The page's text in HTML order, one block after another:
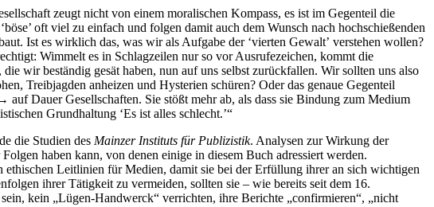
zeugt nicht von einem moralischen Kompass, es ist im Gegenteil die
oft viel zu einfach und folgen damit auch dem Wunsch nach hochschießenden
Ist es wirklich das, was wir als Aufgabe der ‘vierten Gewaltʼ verstehen wollen?
Wimmelt es in Schlagzeilen nur so vor Ausrufezeichen, kommt die
wir beständig gesät haben, nun auf uns selbst zurückfallen. Wir sollten uns also
Treibjagden anheizen und Hysterien schüren? Oder das genaue Gegenteil
auf Dauer Gesellschaften. Sie stößt mehr ab, als dass sie Bindung zum Medium
Grundhaltung ‘Es ist alles schlecht.ʼ“
die Studien des Mainzer Instituts für Publizistik. Analysen zur Wirkung der
haben kann, von denen einige in diesem Buch adressiert werden.
Leitlinien für Medien, damit sie bei der Erfüllung ihrer an sich wichtigen
ihrer Tätigkeit zu vermeiden, sollten sie – wie bereits seit dem 16.
kein „Lügen-Handwerck“ verrichten, ihre Berichte „confirmieren“, „nicht